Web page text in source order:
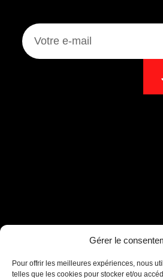
Gérer le
Pour offrir les meilleures expériences, nous
telles que les cookies pour stocker et/ou